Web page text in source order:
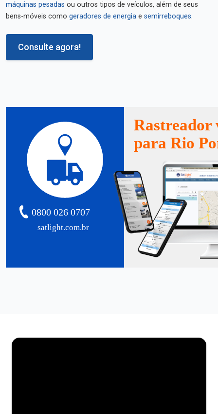
máquinas pesadas ou outros tipos de veículos, além de seus
bens-móveis como geradores de energia e semirreboques.
Consulte agora!
satlight.com.br
0800 026 0707
Rastreador
para Rio